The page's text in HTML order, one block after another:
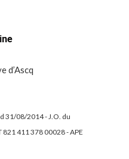
d’Ascq
31/08/2014 - J.O. du
411 378 00028 - APE